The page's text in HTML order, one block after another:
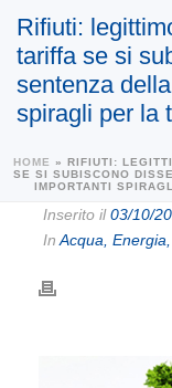
Rifiuti:
tariffa se si
sentenza
spiragli per la
HOME » RIFIUTI:
SE SI SUBISCONO
IMPORTANTI
Inserito il03/10/
In Acqua,